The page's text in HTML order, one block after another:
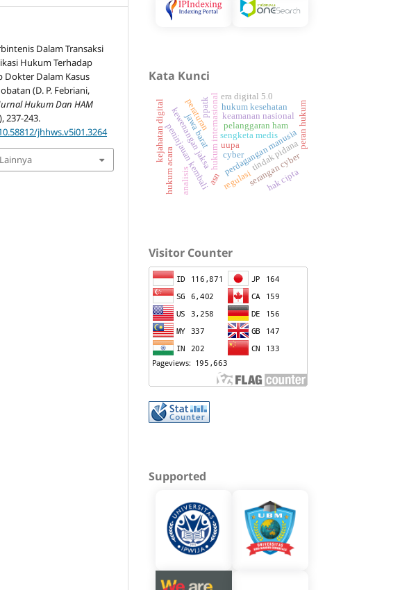
Dalam Transaksi
Hukum Terhadap
Dokter Dalam Kasus
(D. P. Febriani,
Hukum Dan HAM
237-243.
jhhws.v5i01.3264
Kata Kunci
pelanggaran ham
perdagangan manusia
hukum internasional
kewenangan jaksa
peninjauan kembali tindak pidana
cyber
jawa barat
kejahatan digital peran hukum
serangan cyber
keamanan nasional
sengketa medis
peraturan hukum kesehatan
hukum acara
uupa
era digital 5.0
hak cipta
regulasi
ppatk
analisis asn
Visitor Counter
Supported